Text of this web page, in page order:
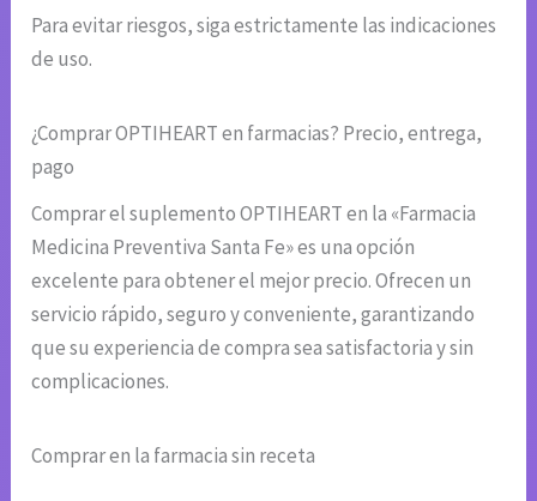
Para evitar riesgos, siga estrictamente las indicaciones
de uso.
¿Comprar OPTIHEART en farmacias? Precio, entrega,
pago
Comprar el suplemento OPTIHEART en la «Farmacia
Medicina Preventiva Santa Fe» es una opción
excelente para obtener el mejor precio. Ofrecen un
servicio rápido, seguro y conveniente, garantizando
que su experiencia de compra sea satisfactoria y sin
complicaciones.
Comprar en la farmacia sin receta